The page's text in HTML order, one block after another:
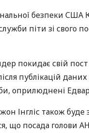
безпеки США
піти зі свого
покидає свій пост
публікацій
оприлюднені
Інгліс також буде
що посада голови